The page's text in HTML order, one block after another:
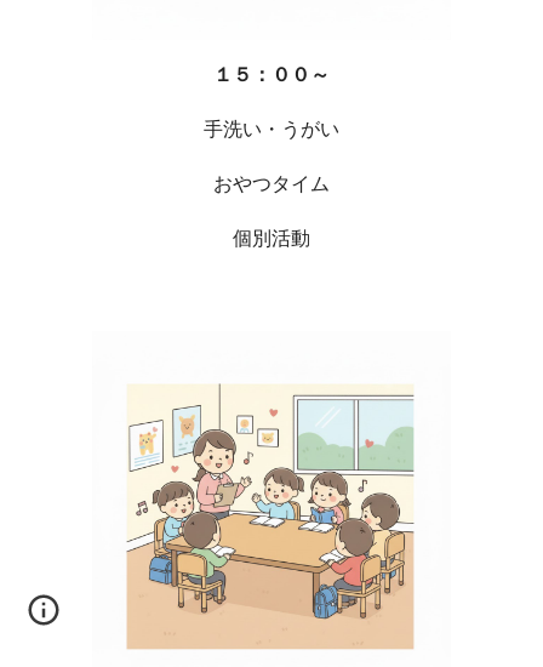
１５：００～
手洗い・うがい
おやつタイム
個別活動